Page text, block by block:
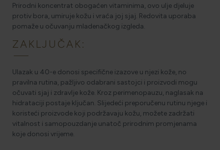
Prirodni koncentrat obogaćen vitaminima, ovo ulje djeluje
protiv bora, umiruje kožu i vraća joj sjaj. Redovita uporaba
pomaže u očuvanju mladenačkog izgleda.
ZAKLJUČAK:
Ulazak u 40-e donosi specifične izazove u njezi kože, no
pravilna rutina, pažljivo odabrani sastojci i proizvodi mogu
očuvati sjaj i zdravlje kože. Kroz perimenopauzu, naglasak na
hidrataciji postaje ključan. Slijedeći preporučenu rutinu njege i
koristeći proizvode koji podržavaju kožu, možete zadržati
vitalnost i samopouzdanje unatoč prirodnim promjenama
koje donosi vrijeme.